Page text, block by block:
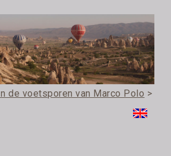
In de voetsporen van Marco Polo >